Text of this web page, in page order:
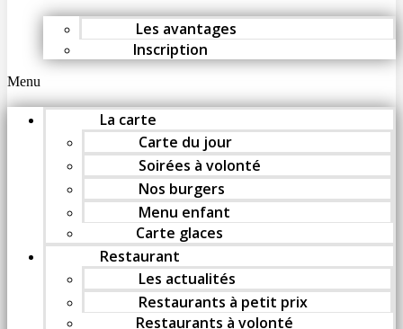
Les avantages
Inscription
Menu
La carte
Carte du jour
Soirées à volonté
Nos burgers
Menu enfant
Carte glaces
Restaurant
Les actualités
Restaurants à petit prix
Restaurants à volonté